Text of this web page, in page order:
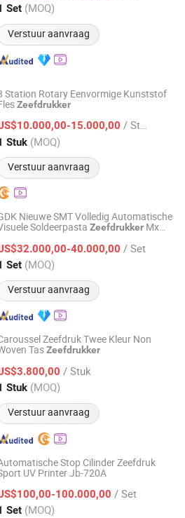
Set (MOQ)
Verstuur aanvraag
Sinds 2013
Station Rotary Eenvormige Kunststof
Zeefdrukker
15.000,00 / Stuk
Stuk (MOQ)
Verstuur aanvraag
CO., LIMITED
Sinds 2023
Nieuwe SMT Volledig Automatische
Soldeerpasta Zeefdrukker Mx
40.000,00 / Set
Set (MOQ)
Verstuur aanvraag
Equipment Co., Ltd.
Sinds 2021
Zeefdruk Twee Kleur Non
TasZeefdrukker
/ Stuk
Stuk (MOQ)
Verstuur aanvraag
Equipment Co., Ltd
Sinds 2026
Stop Cilinder Zeefdruk
UV Printer Jb-720A
100.000,00 / Set
Set (MOQ)
Co., Ltd.
Sinds 2013